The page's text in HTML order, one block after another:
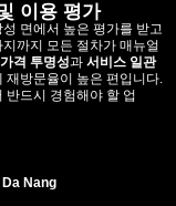
이용 평가
면에서 높은 평가를 받고
까지 모든 절차가 매뉴얼
가격 투명성과 서비스 일관
재방문율이 높은 편입니다.
반드시 경험해야 할 업
Nang